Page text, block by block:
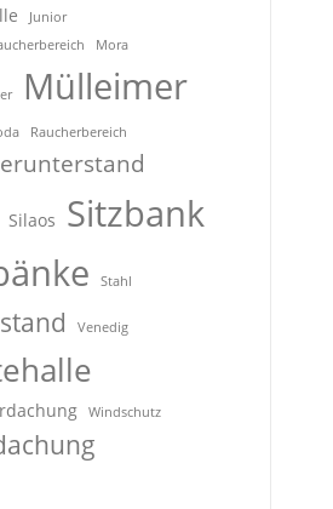
Junior
Mora
Mülleimer
Raucherbereich
Silaos Sitzbank
Stahl
Venedig
Windschutz